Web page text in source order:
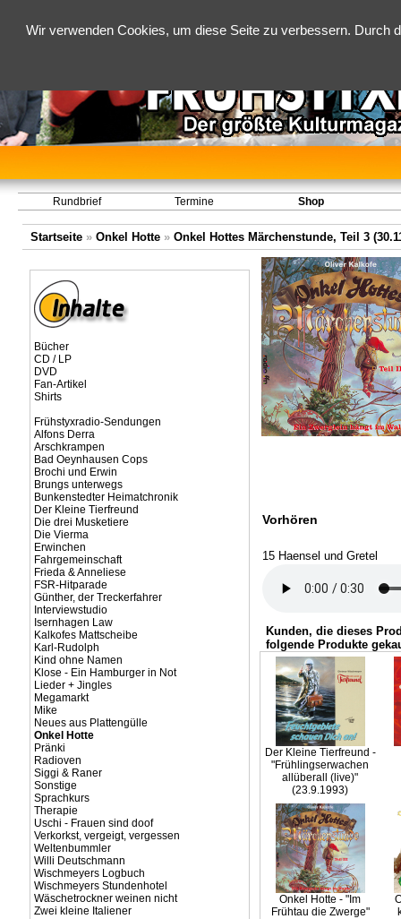
Wir verwenden Cookies, um diese Seite zu verbessern.
Rundbrief Termine Shop
Startseite» Onkel Hotte» Onkel Hottes Märchenstunde, Teil 3
Bücher
CD / LP
DVD
Fan-Artikel
Shirts
Frühstyxradio-Sendungen
Alfons Derra
Arschkrampen
Bad Oeynhausen Cops
Brochi und Erwin
Brungs unterwegs
Bunkenstedter Heimatchronik
Der Kleine Tierfreund
Die drei Musketiere
Die Vierma
Erwinchen
Fahrgemeinschaft
Frieda & Anneliese
FSR-Hitparade
Günther, der Treckerfahrer
Interviewstudio
Isernhagen Law
Kalkofes Mattscheibe
Karl-Rudolph
Kind ohne Namen
Klose - Ein Hamburger in Not
Lieder + Jingles
Megamarkt
Mike
Neues aus Plattengülle
Onkel Hotte
Pränki
Radioven
Siggi & Raner
Sonstige
Sprachkurs
Therapie
Uschi - Frauen sind doof
Verkorkst, vergeigt, vergessen
Weltenbummler
Willi Deutschmann
Wischmeyers Logbuch
Wischmeyers Stundenhotel
Wäschetrockner weinen nicht
Zwei kleine Italiener
Vorhören
15 Haensel und Gretel
Kunden, die dieses
folgende Produkte
Der Kleine Tierfreund -
"Frühlingserwachen
allüberall (live)"
(23.9.1993)
Onkel Hotte - "Im
Frühtau die Zwerge"